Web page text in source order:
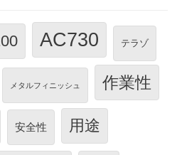
AC730 テラゾ
メタルフィニッシュ 作業性
安全性 用途